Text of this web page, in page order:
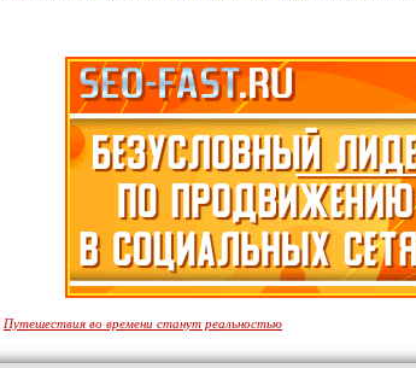
Путешествия во времени станут реальностью